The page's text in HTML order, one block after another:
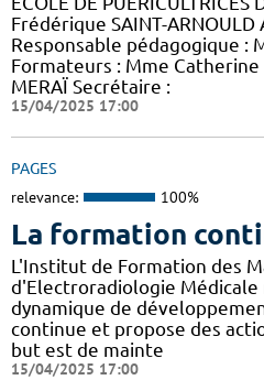
Frédérique SAINT-
Responsable pédagogique :
Formateurs : Mme Catherine
MERAÏ Secrétaire :
15/04/2025 17:00
PAGES
relevance: 100%
La formation
L'Institut de Formation des
d'Electroradiologie Médicale
dynamique de
continue et propose des
but est de mainte
15/04/2025 17:00